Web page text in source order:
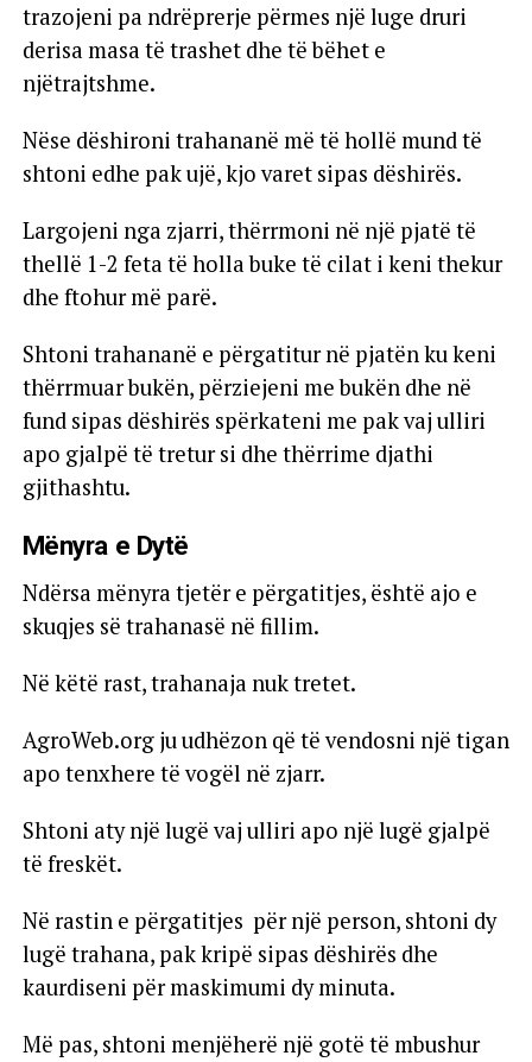
trazojeni pa ndrëprerje përmes një luge druri
derisa masa të trashet dhe të bëhet e
njëtrajtshme.
Nëse dëshironi trahananë më të hollë mund të
shtoni edhe pak ujë, kjo varet sipas dëshirës.
Largojeni nga zjarri, thërrmoni në një pjatë të
thellë 1-2 feta të holla buke të cilat i keni thekur
dhe ftohur më parë.
Shtoni trahananë e përgatitur në pjatën ku keni
thërrmuar bukën, përziejeni me bukën dhe në
fund sipas dëshirës spërkateni me pak vaj ulliri
apo gjalpë të tretur si dhe thërrime djathi
gjithashtu.
Mënyra e Dytë
Ndërsa mënyra tjetër e përgatitjes, është ajo e
skuqjes së trahanasë në fillim.
Në këtë rast, trahanaja nuk tretet.
AgroWeb.org ju udhëzon që të vendosni një tigan
apo tenxhere të vogël në zjarr.
Shtoni aty një lugë vaj ulliri apo një lugë gjalpë
të freskët.
Në rastin e përgatitjes për një person, shtoni dy
lugë trahana, pak kripë sipas dëshirës dhe
kaurdiseni për maskimumi dy minuta.
Më pas, shtoni menjëherë një gotë të mbushur